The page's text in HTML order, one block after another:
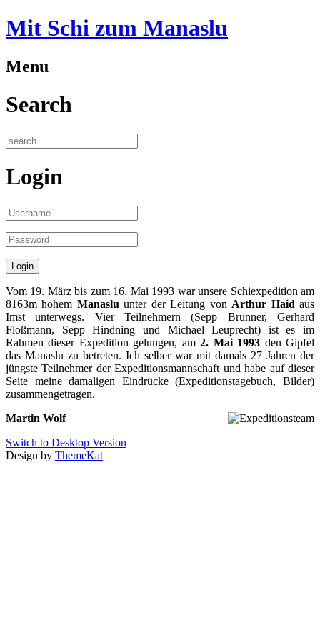
Mit Schi zum Manaslu
Menu
Search
Login
Vom 19. März bis zum 16. Mai 1993 war unsere Schiexpedition am
8163m hohem Manaslu unter der Leitung von Arthur Haid aus
Imst unterwegs. Vier Teilnehmern (Sepp Brunner, Gerhard
Floßmann, Sepp Hindning und Michael Leuprecht) ist es im
Rahmen dieser Expedition gelungen, am2. Mai 1993 den Gipfel
das Manaslu zu betreten. Ich selber war mit damals 27 Jahren der
jüngste Teilnehmer der Expeditionsmannschaft und habe auf dieser
Seite meine damaligen Eindrücke (Expeditionstagebuch, Bilder)
zusammengetragen.
Martin Wolf
Switch to Desktop Version
Design by ThemeKat